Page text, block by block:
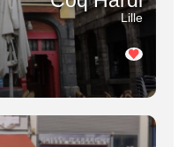
Lille